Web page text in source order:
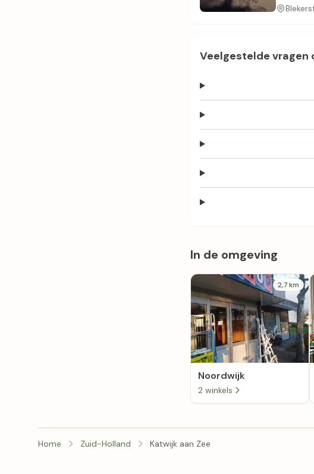
Veelgestelde vragen
In de omgeving
2,7 km
Noordwijk
2 winkels
Home Zuid-Holland Katwijk aan Zee